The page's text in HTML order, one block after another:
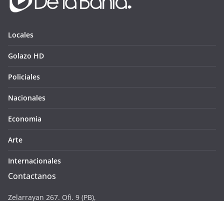
Locales
Golazo HD
Policiales
Nacionales
Economia
Arte
Internacionales
Contactanos
Zelarrayan 267. Ofi. 9 (PB),